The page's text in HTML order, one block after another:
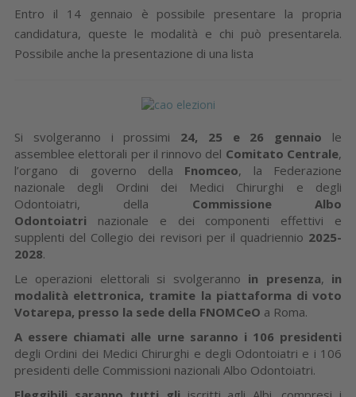
Entro il 14 gennaio è possibile presentare la propria
candidatura, queste le modalità e chi può presentarela.
Possibile anche la presentazione di una lista
Si svolgeranno i prossimi 24, 25 e 26 gennaio le
assemblee elettorali per il rinnovo del Comitato Centrale,
l’organo di governo della Fnomceo, la Federazione
nazionale degli Ordini dei Medici Chirurghi e degli
Odontoiatri, della Commissione Albo
Odontoiatri nazionale e dei componenti effettivi e
supplenti del Collegio dei revisori per il quadriennio 2025-
2028.
Le operazioni elettorali si svolgeranno in presenza, in
modalità elettronica, tramite la piattaforma di voto
Votarepa, presso la sede della FNOMCeO a Roma.
A essere chiamati alle urne saranno i 106 presidenti
degli Ordini dei Medici Chirurghi e degli Odontoiatri e i 106
presidenti delle Commissioni nazionali Albo Odontoiatri.